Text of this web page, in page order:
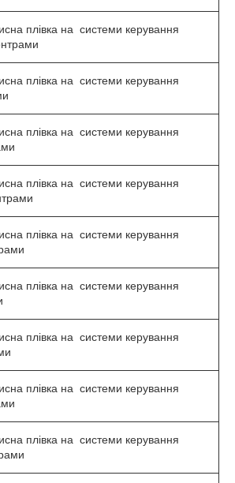
плівка на системи керування
плівка на системи керування
плівка на системи керування
плівка на системи керування
плівка на системи керування
плівка на системи керування
плівка на системи керування
плівка на системи керування
плівка на системи керування